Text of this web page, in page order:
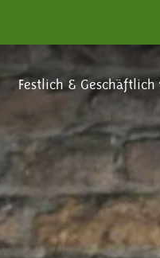
Festlich & Geschäftlich